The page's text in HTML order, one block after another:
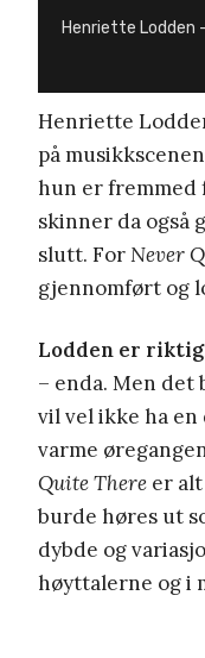
Henriette Lodden
Henriette
på
hun er fremmed
skinner da også
slutt. ForNever
gjennomført og
Lodden er
– enda. Men det
vil vel ikke ha en
varme
Quite There er
burde høres ut
dybde og
høyttalerne og i